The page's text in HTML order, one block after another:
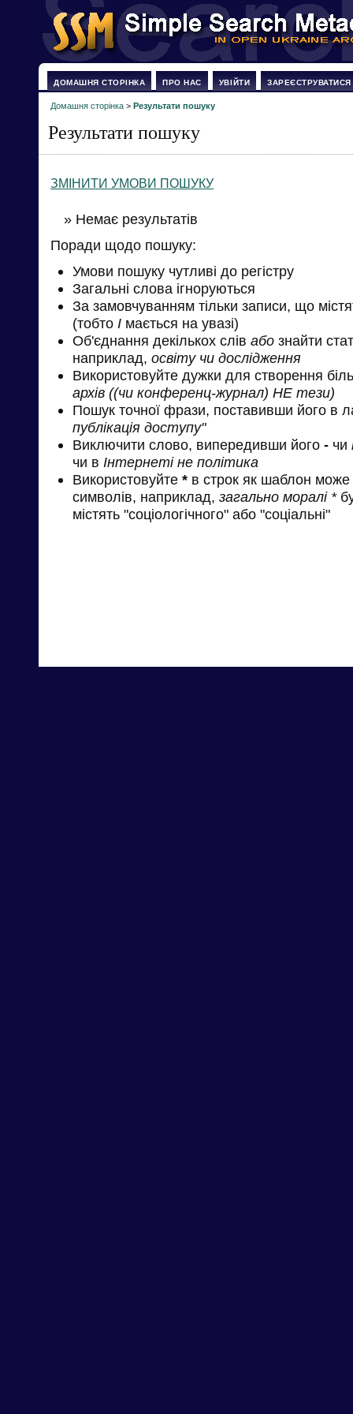
ДОМАШНЯ СТОРІНКА ПРО НАС УВІЙТИ ЗАРЕЄСТРУВАТИСЯ
Домашня сторінка > Результати пошуку
Результати пошуку
ЗМІНИТИ УМОВИ ПОШУКУ
» Немає результатів
Поради щодо пошуку:
Умови пошуку чутливі до регістру
Загальні слова ігноруються
За замовчуванням тільки записи, що
(тобто І мається на увазі)
Об'єднання декількох слів або знайти
наприклад, освіту чи дослідження
Використовуйте дужки для створення
архів ((чи конференц-журнал) НЕ тези)
Пошук точної фрази, поставивши його в
публікація доступу"
Виключити слово, випередивши його - чи
чи в Інтернеті не політика
Використовуйте * в строк як шаблон може
символів, наприклад, загально моралі *
містять "соціологічного" або "соціальні"